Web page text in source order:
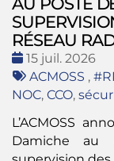
RÉSEAU
Date
:
15 juil. 2026
Tags
:
ACMOSS ,
NOC, CCO,
L’ACMOSS
Damiche